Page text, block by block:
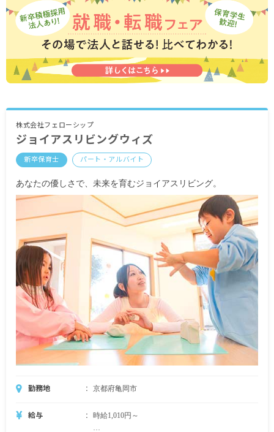
昇給あり
賞与あり
※試用期間6カ月／同条件
※契約期間1年 契約更新あり
株式会社フェローシップ
ジョイアスリビングウィズ
新卒保育士 パート・アルバイト
あなたの優しさで、未来を育むジョイアスリビング。
勤務地 京都府亀岡市
給与 時給1,010円～